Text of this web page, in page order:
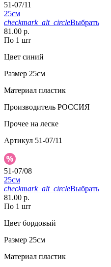
51-07/11
25см
checkmark_alt_circleВыбрать
81.00 р.
По 1 шт
Цвет синий
Размер 25см
Материал пластик
Производитель РОССИЯ
Прочее на леске
Артикул 51-07/11
51-07/08
25см
checkmark_alt_circleВыбрать
81.00 р.
По 1 шт
Цвет бордовый
Размер 25см
Материал пластик